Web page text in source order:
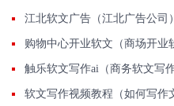
江北软文广告（江北广告公司）
购物中心开业软文（商场开业
触乐软文写作ai（商务软文写作
软文写作视频教程（如何写作